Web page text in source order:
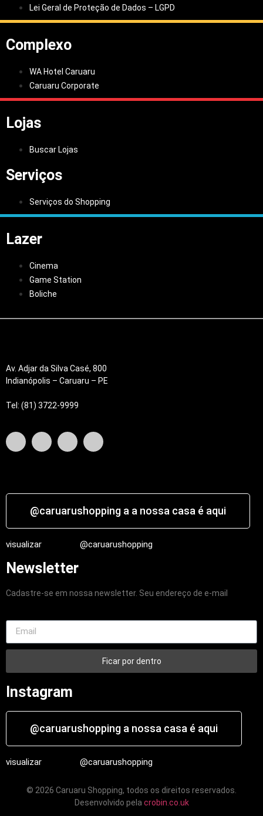
Lei Geral de Proteção de Dados – LGPD
Complexo
WA Hotel Caruaru
Caruaru Corporate
Lojas
Buscar Lojas
Serviços
Serviços do Shopping
Lazer
Cinema
Game Station
Boliche
Av. Adjar da Silva Casé, 800
Indianópolis – Caruaru – PE
Tel: (81) 3722-9999
@caruarushopping a a nossa casa é aqui
visualizar @caruarushopping
Newsletter
Cadastre-se em nossa newsletter. Seu endereço de e-mail
Ficar por dentro
Instagram
@caruarushopping a nossa casa é aqui
visualizar @caruarushopping
© 2026 Caruaru Shopping, todos os direitos reservados.
Desenvolvido pela crobin.co.uk